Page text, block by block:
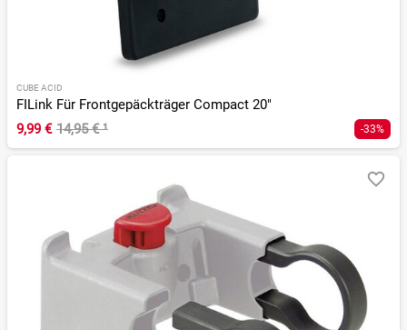
CUBE ACID
FILink Für Frontgepäckträger Compact 20"
9,99 € 14,95 €¹ -33%